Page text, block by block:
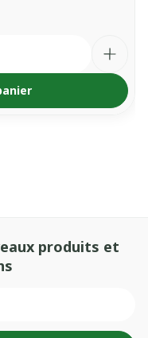
produits et